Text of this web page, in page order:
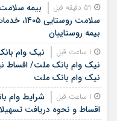
بیمه
سلامت
بیمه روستاییان
نیک وام بانک ملت/ اقساط
نیک وام بانک ملت
اقساط و نحوه دریافت